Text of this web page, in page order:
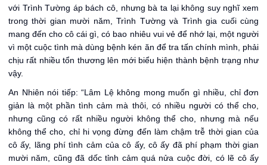
với Trình Tường áp bách cô, nhưng bà ta lại không suy nghĩ xem
trong thời gian mười năm, Trình Tường và Trình gia cuối cùng
mang đến cho cô cái gì, có bao nhiêu vui vẻ để nhớ lại, một người
vì một cuộc tình mà dùng bệnh kén ăn để tra tấn chính mình, phải
chịu rất nhiều tổn thương lên mới biểu hiện thành bệnh trạng như
vậy.
An Nhiên nói tiếp: “Lâm Lệ không mong muốn gì nhiều, chỉ đơn
giản là một phần tình cảm mà thôi, có nhiều người có thể cho,
nhưng cũng có rất nhiều người không thể cho, nhưng mà nếu
không thể cho, chỉ hi vọng đừng đến làm chậm trễ thời gian của
cô ấy, lãng phí tình cảm của cô ấy, cô ấy đã phí phạm thời gian
mười năm, cũng đã dốc tỉnh cảm quá nửa cuộc đời, có lẽ cô ấy